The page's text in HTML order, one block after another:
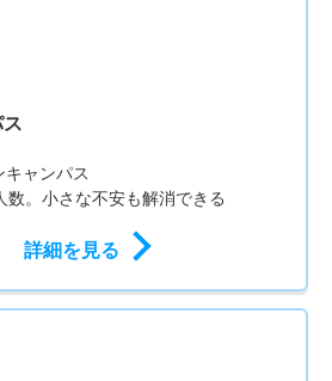
キャンパス
数。小さな不安も解消できる
詳細を見る